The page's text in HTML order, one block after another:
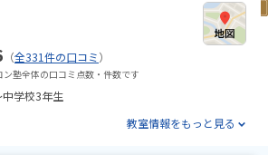
（全331件の口コミ）
塾全体の口コミ点数・件数です
学校3年生
教室情報をもっと見る